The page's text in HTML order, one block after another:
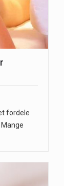
fordele